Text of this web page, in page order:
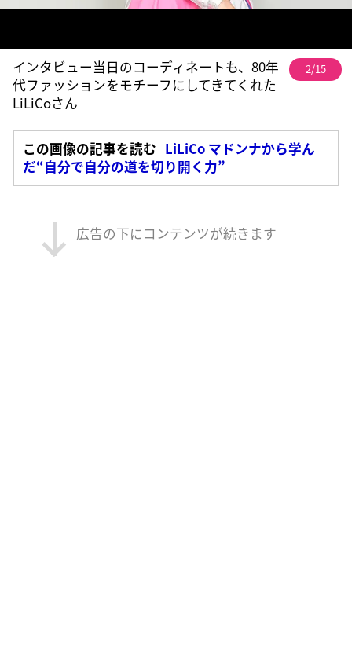
インタビュー当日のコーディネートも、80年
代ファッションをモチーフにしてきてくれた
LiLiCoさん
2/15
この画像の記事を読む LiLiCo マドンナから学ん
だ“自分で自分の道を切り開く力”
広告の下にコンテンツが続きます